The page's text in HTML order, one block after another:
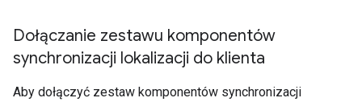
Dołączanie zestawu komponentów
synchronizacji lokalizacji do klienta
Aby dołączyć zestaw komponentów synchronizacji